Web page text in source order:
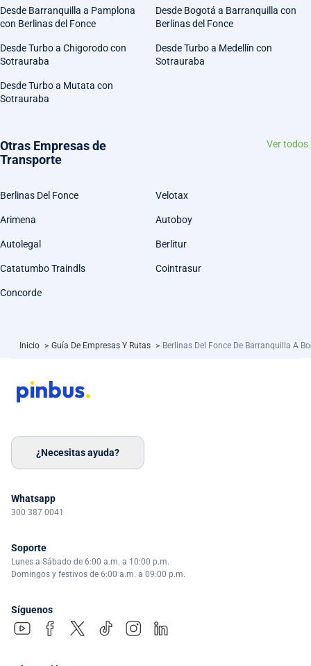
Desde Barranquilla a Pamplona
con Berlinas del Fonce
Desde Bogotá a Barranquilla con
Berlinas del Fonce
Desde Turbo a Chigorodo con
Sotrauraba
Desde Turbo a Medellín con
Sotrauraba
Desde Turbo a Mutata con
Sotrauraba
Otras Empresas de
Transporte
Ver todos
Berlinas Del Fonce Velotax
Arimena Autoboy
Autolegal Berlitur
Catatumbo Traindls Cointrasur
Concorde
Inicio > Guía De Empresas Y Rutas > Berlinas Del Fonce De Barranquilla A
¿Necesitas ayuda?
Whatsapp
300 387 0041
Soporte
Lunes a Sábado de 6:00 a.m. a 10:00 p.m.
Domingos y festivos de 6:00 a.m. a 09:00 p.m.
Síguenos